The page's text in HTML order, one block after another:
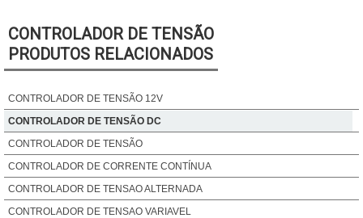
CONTROLADOR DE TENSÃO
PRODUTOS RELACIONADOS
CONTROLADOR DE TENSÃO 12V
CONTROLADOR DE TENSÃO DC
CONTROLADOR DE TENSÃO
CONTROLADOR DE CORRENTE CONTÍNUA
CONTROLADOR DE TENSAO ALTERNADA
CONTROLADOR DE TENSAO VARIAVEL